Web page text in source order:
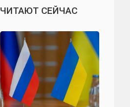
сообщили о
группе БПЛА на
Подмосковью
ЧИТАЮТ СЕЙЧАС